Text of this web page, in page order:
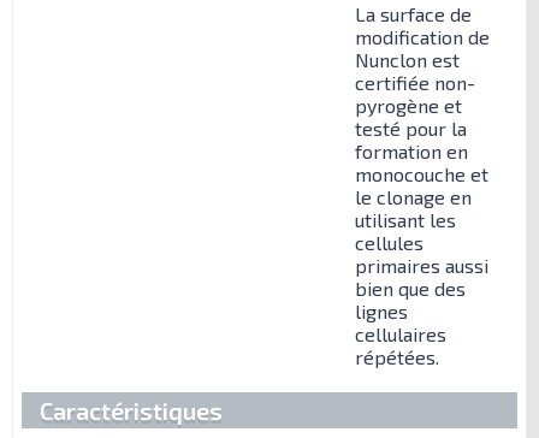
La surface de
modification de
Nunclon est
certifiée non-
pyrogène et
testé pour la
formation en
monocouche et
le clonage en
utilisant les
cellules
primaires aussi
bien que des
lignes
cellulaires
répétées.
Caractéristiques